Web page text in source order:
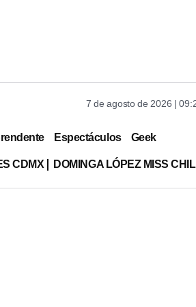
7 de agosto de 2026 |
Espectáculos Geek
CDMX DOMINGA LÓPEZ MISS